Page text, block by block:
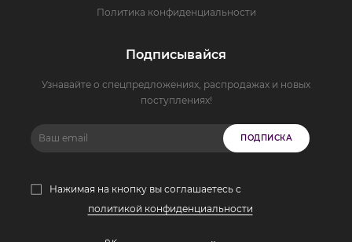
Политика конфиденциальности
Подписывайся
Узнавайте о спецпредложениях, распродажах и новых
поступлениях!
ПОДПИСКА
Нажимая на кнопку вы соглашаетесь с
политикой конфиденциальности